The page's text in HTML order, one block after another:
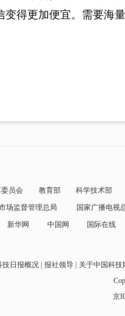
变得更加便宜。需要海
员会 教育部 科学技术部
场监督管理总局 国家广播电视
新华网 中国网 国际在线
技日报概况 报社领导 关于中国科技
京